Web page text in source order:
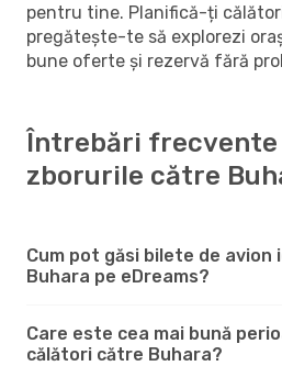
pentru tine. Planifică-ți
pregătește-te să explorezi
bune oferte și rezervă fără
Întrebări frecvente
zborurile către
Cum pot găsi bilete de
Buhara pe eDreams?
Care este cea mai bună
călători către Buhara?